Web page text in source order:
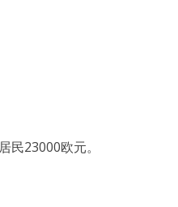
民23000欧元。